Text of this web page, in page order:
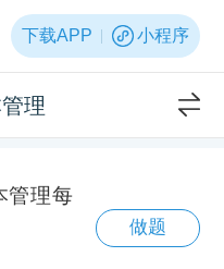
下载APP 小程序
理
管理每
做题